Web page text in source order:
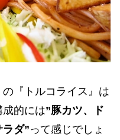
『トルコライス』は
的には”豚カツ、ド
ダ”って感じでしょ